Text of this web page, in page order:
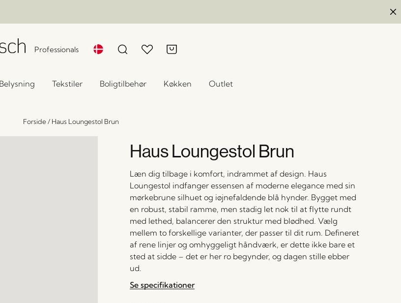
Professionals
Belysning Tekstiler Boligtilbehør Køkken Outlet
Forside/ Haus Loungestol Brun
Haus Loungestol Brun
Læn dig tilbage i komfort, indrammet af design. Haus
Loungestol indfanger essensen af moderne elegance med sin
mørkebrune silhuet og iøjnefaldende blå hynder. Bygget med
en robust, stabil ramme, men stadig let nok til at flytte rundt
med lethed, balancerer den struktur med blødhed. Vælg
mellem to forskellige varianter, der passer til dit rum. Defineret
af rene linjer og omhyggeligt håndværk, er dette ikke bare et
sted at sidde – det er her ro begynder, og dagen stille ebber
ud.
Se specifikationer